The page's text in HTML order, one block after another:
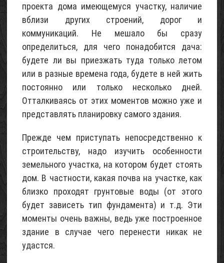
проекта дома имеющемуся участку, наличие
вблизи других строений, дорог и
коммуникаций. Не мешало бы сразу
определиться, для чего понадобится дача:
будете ли вы приезжать туда только летом
или в разные времена года, будете в ней жить
постоянно или только несколько дней.
Отталкиваясь от этих моментов можно уже и
представлять планировку самого здания.
Прежде чем приступать непосредственно к
строительству, надо изучить особенности
земельного участка, на котором будет стоять
дом. В частности, какая почва на участке, как
близко проходят грунтовые воды (от этого
будет зависеть тип фундамента) и т.д. Эти
моменты очень важны, ведь уже построенное
здание в случае чего перенести никак не
удастся.
Щебень
известняковый
02
Май
2015
Песок
строительный
02
2015